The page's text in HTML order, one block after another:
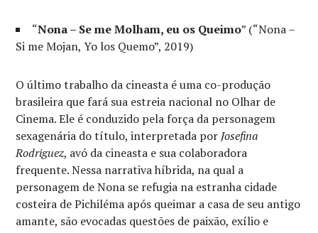
“Nona – Se me Molham, eu os Queimo” (“Nona –
Si me Mojan, Yo los Quemo”, 2019)
O último trabalho da cineasta é uma co-produção
brasileira que fará sua estreia nacional no Olhar de
Cinema. Ele é conduzido pela força da personagem
sexagenária do título, interpretada por Josefina
Rodriguez, avó da cineasta e sua colaboradora
frequente. Nessa narrativa híbrida, na qual a
personagem de Nona se refugia na estranha cidade
costeira de Pichiléma após queimar a casa de seu antigo
amante, são evocadas questões de paixão, exílio e